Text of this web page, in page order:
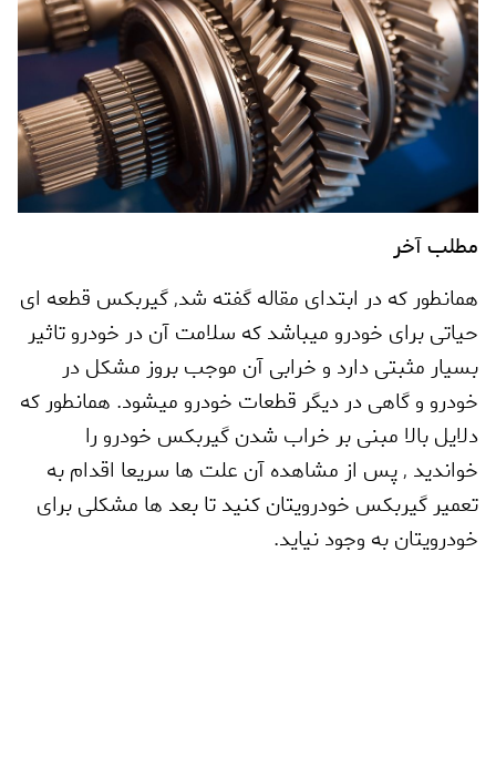
مطلب آخر
همانطور که در ابتدای مقاله گفته شد,گیربکس قطعه ای
حیاتی برای خودرو میباشد که سلامت آن در خودرو تاثیر
بسیار مثبتی دارد و خرابی آن موجب بروز مشکل در
خودرو و گاهی در دیگر قطعات خودرو میشود. همانطور که
دلایل بالا مبنی بر خراب شدن گیربکس خودرو را
خواندید ,پس از مشاهده آن علت ها سریعا اقدام به
تعمیر گیربکس خودرویتان کنید تا بعد ها مشکلی برای
خودرویتان به وجود نیاید.